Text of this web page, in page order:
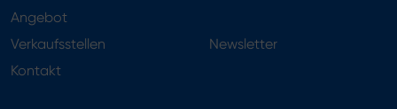
Angebot
Verkaufsstellen
Kontakt
Newsletter